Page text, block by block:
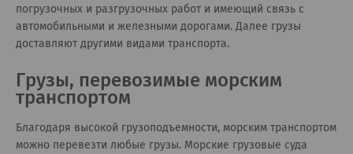
погрузочных и разгрузочных работ и имеющий связь с
автомобильными и железными дорогами. Далее грузы
доставляют другими видами транспорта.
Грузы, перевозимые морским
транспортом
Благодаря высокой грузоподъемности, морским транспортом
можно перевезти любые грузы. Морские грузовые суда